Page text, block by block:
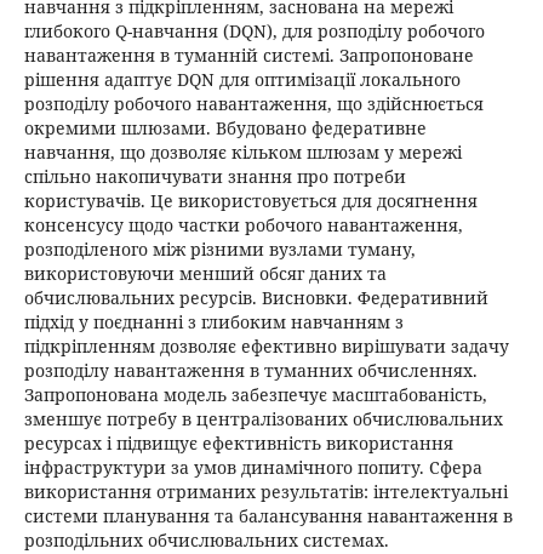
навчання з підкріпленням, заснована на мережі
глибокого Q-навчання (DQN), для розподілу робочого
навантаження в туманній системі. Запропоноване
рішення адаптує DQN для оптимізації локального
розподілу робочого навантаження, що здійснюється
окремими шлюзами. Вбудовано федеративне
навчання, що дозволяє кільком шлюзам у мережі
спільно накопичувати знання про потреби
користувачів. Це використовується для досягнення
консенсусу щодо частки робочого навантаження,
розподіленого між різними вузлами туману,
використовуючи менший обсяг даних та
обчислювальних ресурсів. Висновки. Федеративний
підхід у поєднанні з глибоким навчанням з
підкріпленням дозволяє ефективно вирішувати задачу
розподілу навантаження в туманних обчисленнях.
Запропонована модель забезпечує масштабованість,
зменшує потребу в централізованих обчислювальних
ресурсах і підвищує ефективність використання
інфраструктури за умов динамічного попиту. Сфера
використання отриманих результатів: інтелектуальні
системи планування та балансування навантаження в
розподільних обчислювальних системах.